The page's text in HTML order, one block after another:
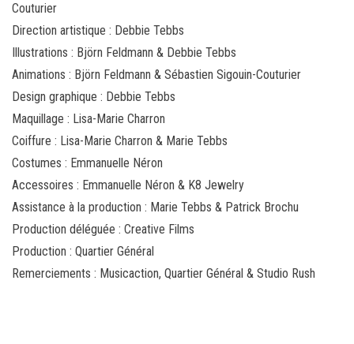
Couturier
Direction artistique : Debbie Tebbs
Illustrations : Björn Feldmann & Debbie Tebbs
Animations : Björn Feldmann & Sébastien Sigouin-Couturier
Design graphique : Debbie Tebbs
Maquillage : Lisa-Marie Charron
Coiffure : Lisa-Marie Charron & Marie Tebbs
Costumes : Emmanuelle Néron
Accessoires : Emmanuelle Néron & K8 Jewelry
Assistance à la production : Marie Tebbs & Patrick Brochu
Production déléguée : Creative Films
Production : Quartier Général
Remerciements : Musicaction, Quartier Général & Studio Rush